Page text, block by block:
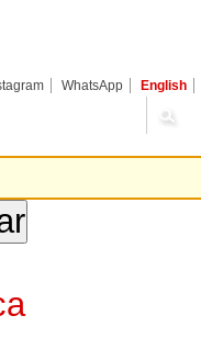
WhatsApp English